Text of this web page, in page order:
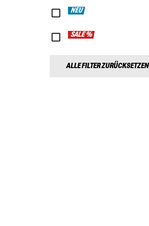
NEU
SALE %
ALLE FILTER ZURÜCKSETZEN